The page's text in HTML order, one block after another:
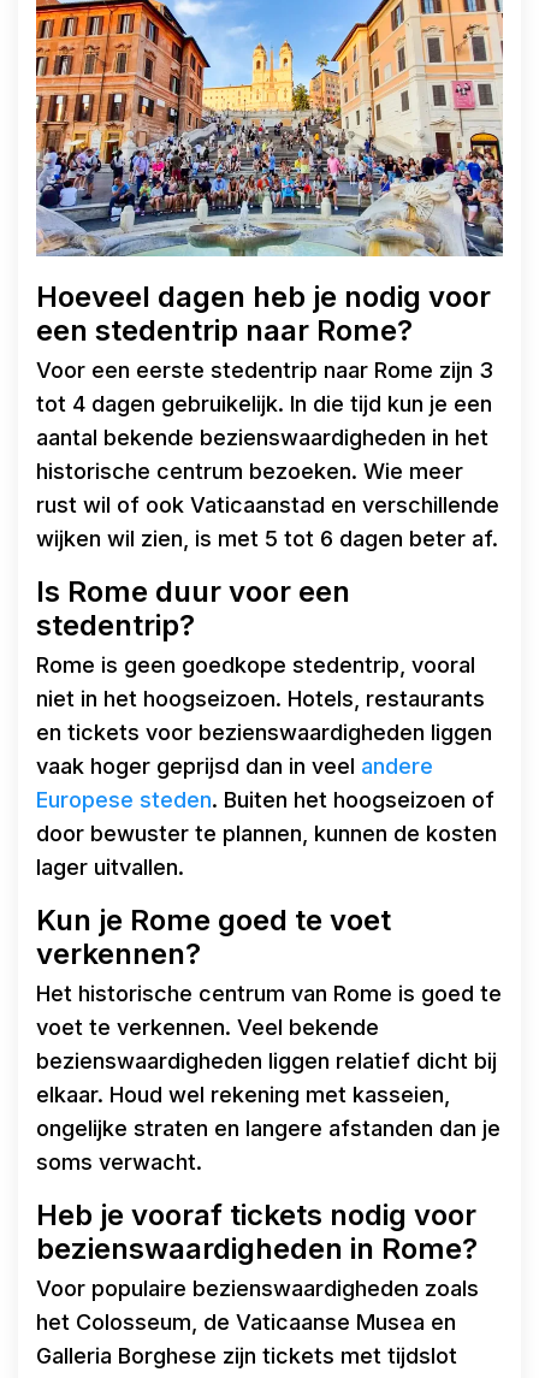
Hoeveel dagen heb je nodig voor
een stedentrip naar Rome?
Voor een eerste stedentrip naar Rome zijn 3
tot 4 dagen gebruikelijk. In die tijd kun je een
aantal bekende bezienswaardigheden in het
historische centrum bezoeken. Wie meer
rust wil of ook Vaticaanstad en verschillende
wijken wil zien, is met 5 tot 6 dagen beter af.
Is Rome duur voor een
stedentrip?
Rome is geen goedkope stedentrip, vooral
niet in het hoogseizoen. Hotels, restaurants
en tickets voor bezienswaardigheden liggen
vaak hoger geprijsd dan in veel andere
Europese steden. Buiten het hoogseizoen of
door bewuster te plannen, kunnen de kosten
lager uitvallen.
Kun je Rome goed te voet
verkennen?
Het historische centrum van Rome is goed te
voet te verkennen. Veel bekende
bezienswaardigheden liggen relatief dicht bij
elkaar. Houd wel rekening met kasseien,
ongelijke straten en langere afstanden dan je
soms verwacht.
Heb je vooraf tickets nodig voor
bezienswaardigheden in Rome?
Voor populaire bezienswaardigheden zoals
het Colosseum, de Vaticaanse Musea en
Galleria Borghese zijn tickets met tijdslot